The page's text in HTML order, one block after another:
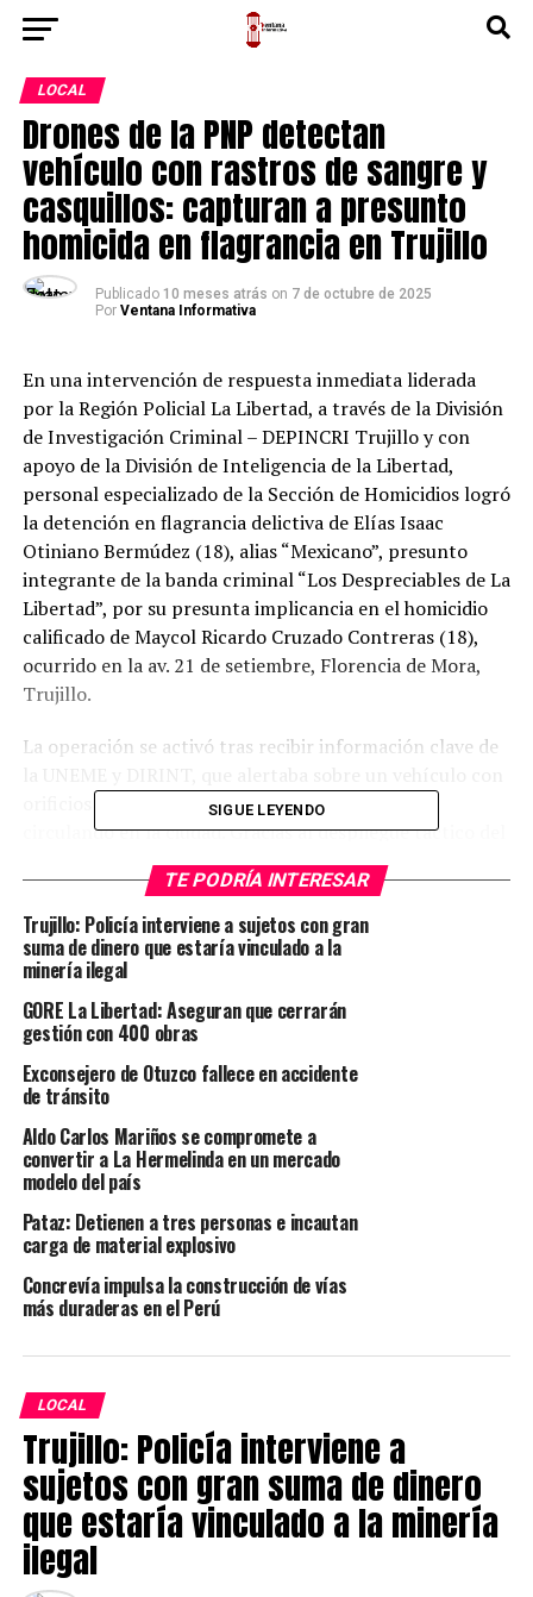
LOCAL
Drones de la PNP detectan
vehículo con rastros de sangre y
casquillos: capturan a presunto
homicida en flagrancia en Trujillo
Publicado 10 meses atrás on 7 de octubre de 2025
Por Ventana Informativa
En una intervención de respuesta inmediata liderada
por la Región Policial La Libertad, a través de la División
de Investigación Criminal – DEPINCRI Trujillo y con
apoyo de la División de Inteligencia de la Libertad,
personal especializado de la Sección de Homicidios logró
la detención en flagrancia delictiva de Elías Isaac
Otiniano Bermúdez (18), alias “Mexicano”, presunto
integrante de la banda criminal “Los Despreciables de La
Libertad”, por su presunta implicancia en el homicidio
calificado de Maycol Ricardo Cruzado Contreras (18),
ocurrido en la av. 21 de setiembre, Florencia de Mora,
Trujillo.
La operación se activó tras recibir información clave de
orificios por proyectil de arma de fuego (PAF)
circulando en la ciudad. Gracias al despliegue táctico del
Escuadrón de Drones de la PNP, se logró ubicar el
vehículo Mazda de placa ARU-185, estacionado en el
pasaje Santa Rosa – urb. Señor de los Milagros, con
evidentes rastros de sangre y casquillos en su interior.
El sujeto, que se encontraba remolcando el vehículo en
una grúa, fue intervenido por personal policial. Durante
memoria, con la pantalla trizada y sin IMEI visible. El
detenido manifestó haber sido contratado por el alias
“Viejo Pablo”, cuya ubicación aún se encuentra en
proceso de verificación.
El vehículo y el detenido fueron trasladados a la sede
policial para las diligencias correspondientes,
solicitándose pericias de criminalística y balística. La
intervención fue comunicada a la 2ª Fiscalía Penal
<
SIGUE LEYENDO
TE PODRÍA INTERESAR
Trujillo: Policía interviene a sujetos con gran
suma de dinero que estaría vinculado a la
minería ilegal
GORE La Libertad: Aseguran que cerrarán
gestión con 400 obras
Exconsejero de Otuzco fallece en accidente
de tránsito
Aldo Carlos Mariños se compromete a
convertir a La Hermelinda en un mercado
modelo del país
Pataz: Detienen a tres personas e incautan
carga de material explosivo
Concrevía impulsa la construcción de vías
más duraderas en el Perú
LOCAL
Trujillo: Policía interviene a
sujetos con gran suma de dinero
que estaría vinculado a la minería
ilegal